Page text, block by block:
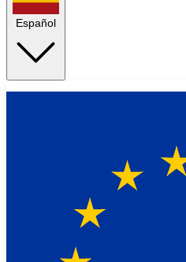
Español